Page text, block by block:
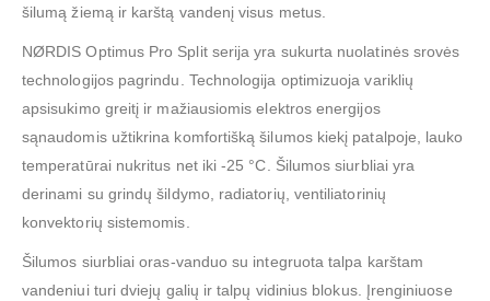
šilumą žiemą ir karštą vandenį visus metus.
NØRDIS Optimus Pro Split serija yra sukurta nuolatinės srovės
technologijos pagrindu. Technologija optimizuoja variklių
apsisukimo greitį ir mažiausiomis elektros energijos
sąnaudomis užtikrina komfortišką šilumos kiekį patalpoje, lauko
temperatūrai nukritus net iki -25 °C. Šilumos siurbliai yra
derinami su grindų šildymo, radiatorių, ventiliatorinių
konvektorių sistemomis.
Šilumos siurbliai oras-vanduo su integruota talpa karštam
vandeniui turi dviejų galių ir talpų vidinius blokus. Įrenginiuose